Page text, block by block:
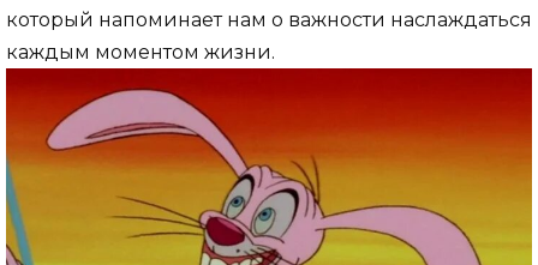
который напоминает нам о важности наслаждаться
каждым моментом жизни.